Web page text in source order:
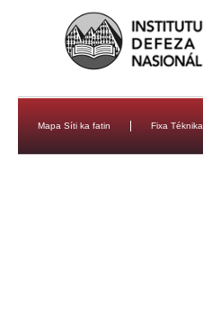
Mapa Síti ka fatin Fixa Téknika